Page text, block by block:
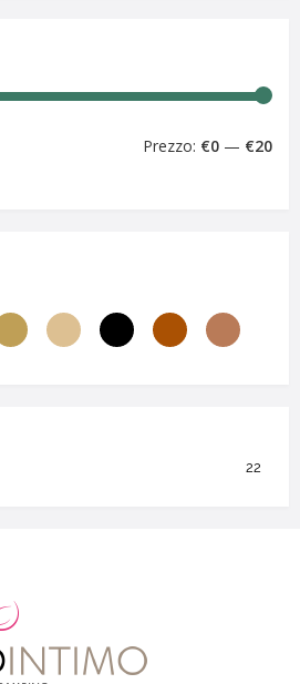
Prezzo: €0 — €20
22